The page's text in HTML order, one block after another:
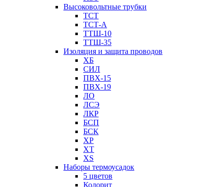
Высоковольтные трубки
ТСТ
ТСТ-А
ТТШ-10
ТТШ-35
Изоляция и защита проводов
ХБ
СИЛ
ПВХ-15
ПВХ-19
ЛО
ЛСЭ
ЛКР
БСП
БСК
XP
XT
XS
Наборы термоусадок
5 цветов
Колорит